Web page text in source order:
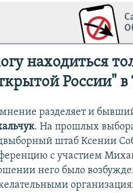
находиться
России"
разделяет и
. На прошлых
штаб Ксении
с участием
него было